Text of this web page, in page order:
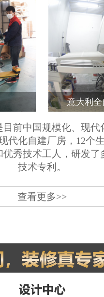
意大利
前中国规模化、现代
代化自建厂房，12个
秀技术工人，研发了
技术专利。
查看更多>>